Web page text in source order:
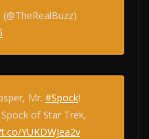
Mr. #Spock!
of Star Trek,
YUKDWJea2v